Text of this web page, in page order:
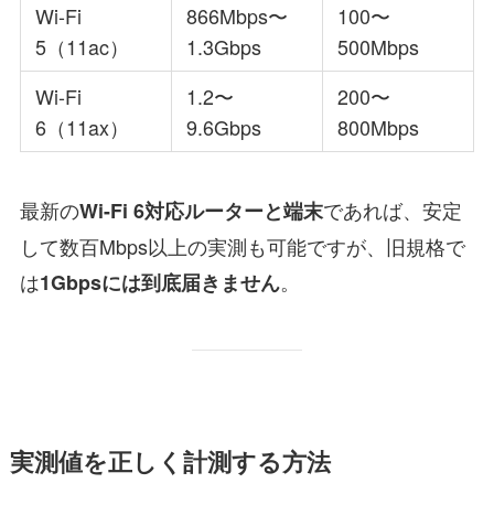
Wi-Fi
5（11ac）
866Mbps〜
1.3Gbps
100〜
500Mbps
Wi-Fi
6（11ax）
1.2〜
9.6Gbps
200〜
800Mbps
最新のWi-Fi 6対応ルーターと端末であれば、安定
して数百Mbps以上の実測も可能ですが、旧規格で
は1Gbpsには到底届きません。
実測値を正しく計測する方法